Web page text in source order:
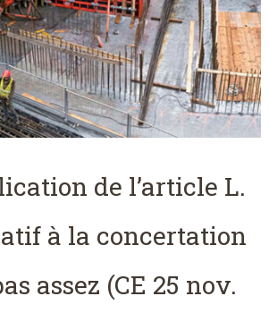
de l’article L.
à la concertation
assez (CE 25 nov.